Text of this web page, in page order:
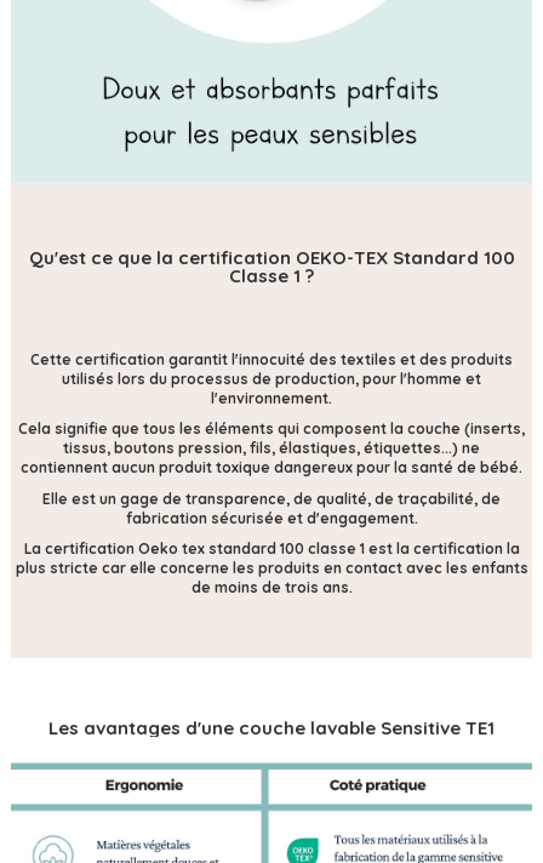
Qu'est ce que la certification OEKO-TEX Standard 100
Classe 1 ?
Cette certification garantit l'innocuité des textiles et des produits
utilisés lors du processus de production, pour l'homme et
l'environnement.
Cela signifie que tous les éléments qui composent la couche (inserts,
tissus, boutons pression, fils, élastiques, étiquettes...) ne
contiennent aucun produit toxique dangereux pour la santé de bébé.
Elle est un gage de transparence, de qualité, de traçabilité, de
fabrication sécurisée et d'engagement.
La certification Oeko tex standard 100 classe 1 est la certification la
plus stricte car elle concerne les produits en contact avec les enfants
de moins de trois ans.
Les avantages d'une couche lavable Sensitive TE1